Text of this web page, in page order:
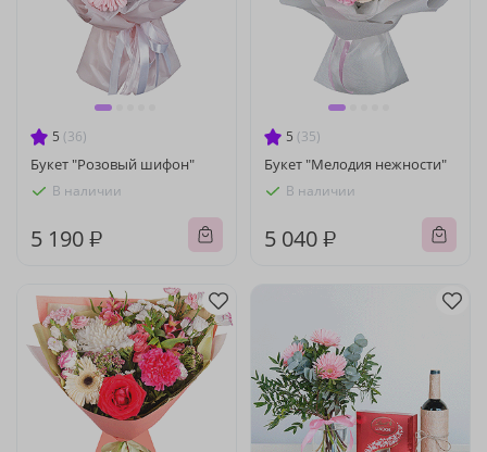
5 (36)
Букет "Розовый шифон"
В наличии
5 190 ₽
5 (35)
Букет "Мелодия нежности"
В наличии
5 040 ₽